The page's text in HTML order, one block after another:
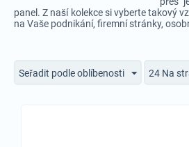
panel. Z naší kolekce si vyberte takový
na Vaše podnikání, firemní stránky,
Seřadit podle oblíbenosti 24 Na